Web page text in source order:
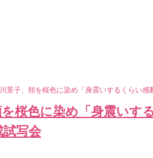
景子、頬を桜色に染め「身震いするくらい
を桜色に染め「身震い
写会